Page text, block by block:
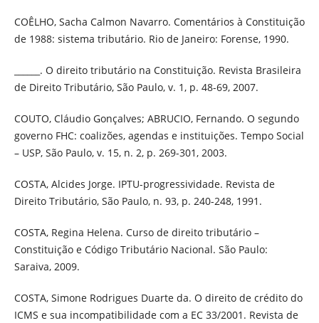
COÊLHO, Sacha Calmon Navarro. Comentários à Constituição
de 1988: sistema tributário. Rio de Janeiro: Forense, 1990.
______. O direito tributário na Constituição. Revista Brasileira
de Direito Tributário, São Paulo, v. 1, p. 48-69, 2007.
COUTO, Cláudio Gonçalves; ABRUCIO, Fernando. O segundo
governo FHC: coalizões, agendas e instituições. Tempo Social
– USP, São Paulo, v. 15, n. 2, p. 269-301, 2003.
COSTA, Alcides Jorge. IPTU-progressividade. Revista de
Direito Tributário, São Paulo, n. 93, p. 240-248, 1991.
COSTA, Regina Helena. Curso de direito tributário –
Constituição e Código Tributário Nacional. São Paulo:
Saraiva, 2009.
COSTA, Simone Rodrigues Duarte da. O direito de crédito do
ICMS e sua incompatibilidade com a EC 33/2001. Revista de